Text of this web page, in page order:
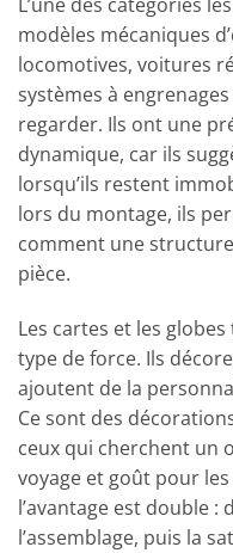
L’une des catégories
modèles mécaniques
locomotives, voitures
systèmes à
regarder. Ils ont une
dynamique, car ils
lorsqu’ils restent
lors du montage, ils
comment une
pièce.
Les cartes et les
type de force. Ils
ajoutent de la
Ce sont des
ceux qui cherchent un
voyage et goût pour
l’avantage est double :
l’assemblage, puis la